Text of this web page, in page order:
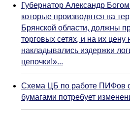
Губернатор Александр
которые производятся на
Брянской области, должны
торговых сетях, и на их
накладывались издержки
цепочки!»...
Схема ЦБ по работе ПИФов
бумагами потребует